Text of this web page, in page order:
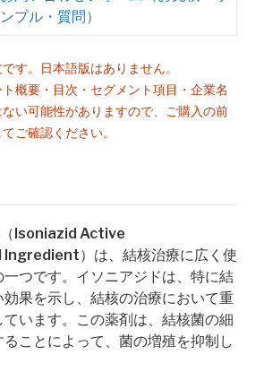
ンプル・質問）
す。日本語版はありません。
概要・目次・セグメント項目・企業名
い可能性がありますので、ご購入の前
ご確認ください。
Isoniazid Active
）は、結核治療に広く使
つです。イソニアジドは、特に結
果を示し、結核の治療において重
います。この薬剤は、結核菌の細
ことによって、菌の増殖を抑制し